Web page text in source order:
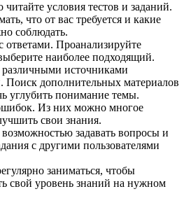
условия тестов и заданий.
что от вас требуется и какие
соблюдать.
ответами. Проанализируйте
наиболее подходящий.
различными источниками
Поиск дополнительных материалов
углубить понимание темы.
Из них можно многое
свои знания.
возможностью задавать вопросы и
с другими пользователями
заниматься, чтобы
свой уровень знаний на нужном